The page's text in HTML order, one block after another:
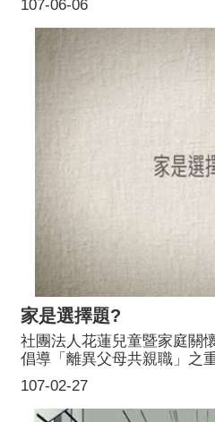
107-06-06
家是選擇題?
107-02-27
社團法人花蓮兒童暨家庭關
倡導「離異父母共親職」之
關合作製播「家是選擇題？